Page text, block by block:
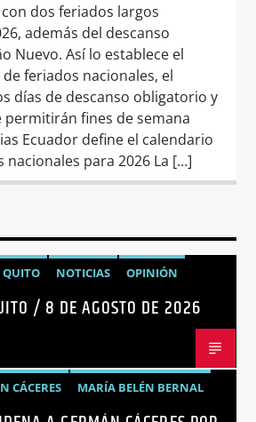
dos feriados largos
además del descanso
Nuevo. Así lo establece el
feriados nacionales, el
días de descanso obligatorio y
permitirán fines de semana
Ecuador define el calendario
nacionales para 2026 La […]
QUITO NOTICIAS OPINIÓN
/ 8 DE AGOSTO DE 2026
CÁCERES
MARÍA BELÉN BERNAL